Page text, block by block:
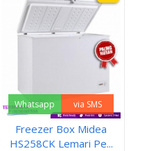
Whatsapp via SMS
Freezer Box Midea
HS258CK Lemari Pe...